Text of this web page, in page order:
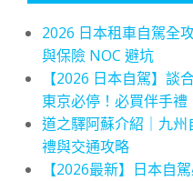
2026 日本租車自駕全
與保險 NOC 避坑
【2026 日本自駕】談
東京必停！必買伴手
道之驛阿蘇介紹｜九
禮與交通攻略
【2026最新】日本自